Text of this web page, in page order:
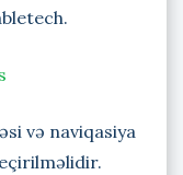
və naviqasiya